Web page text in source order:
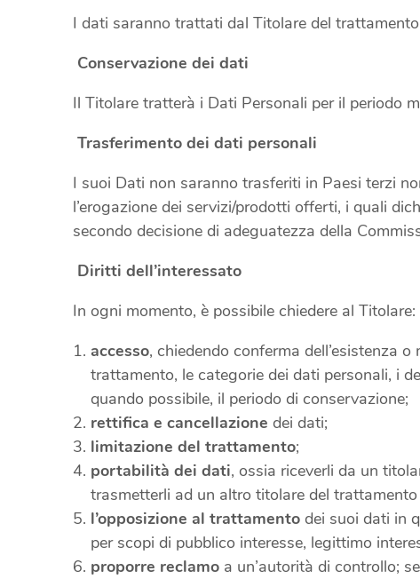
I dati saranno trattati dal Titolare del
Conservazione dei dati
Il Titolare tratterà i Dati Personali per il periodo
Trasferimento dei dati personali
I suoi Dati non saranno trasferiti in Paesi terzi
l’erogazione dei servizi/prodotti offerti, i quali
secondo decisione di adeguatezza della
Diritti dell’interessato
In ogni momento, è possibile chiedere al Titolare:
accesso, chiedendo conferma dell’esistenza
trattamento, le categorie dei dati personali, i
quando possibile, il periodo di conservazione;
rettifica e cancellazione dei dati;
limitazione del trattamento;
portabilità dei dati, ossia riceverli da un
trasmetterli ad un altro titolare del
l’opposizione al trattamento dei suoi dati in
per scopi di pubblico interesse, legittimo
proporre reclamo a un’autorità di controllo;